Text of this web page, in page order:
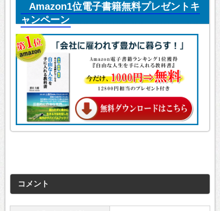
Amazon1位電子書籍無料プレゼントキ
ャンペーン
コメント